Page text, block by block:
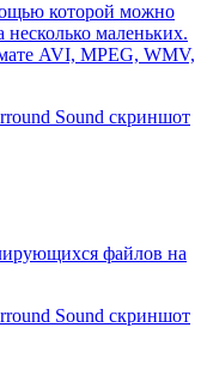
которой можно
маленьких.
AVI, MPEG, WMV,
файлов на